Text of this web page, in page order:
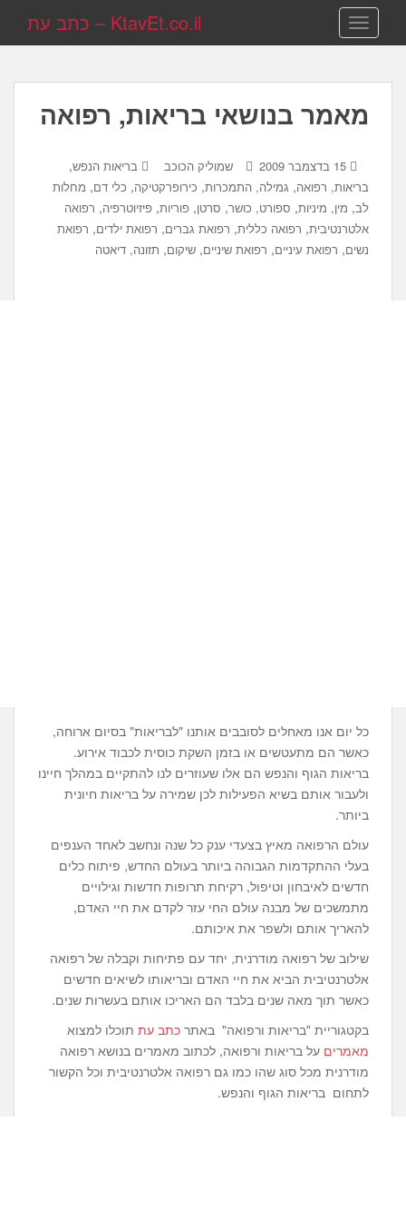
TOGGLE NAVIGATION KtavEt.co.il – כתב עת
מאמר בנושאי בריאות, רפואה
15 בדצמבר 2009 שמוליק הכוכב בריאות הנפש,
בריאות, רפואה, גמילה, התמכרות, כירופרקטיקה, כלי דם, מחלות
לב, מין, מיניות, ספורט, כושר, סרטן, פוריות, פיזיוטרפיה, רפואה
אלטרנטיבית, רפואה כללית, רפואת גברים, רפואת ילדים, רפואת
נשים, רפואת עיניים, רפואת שיניים, שיקום, תזונה, דיאטה
כל יום אנו מאחלים לסובבים אותנו "לבריאות" בסיום ארוחה,
כאשר הם מתעטשים או בזמן השקת כוסית לכבוד אירוע.
בריאות הגוף והנפש הם אלו שעוזרים לנו להתקיים במהלך חיינו
ולעבור אותם בשיא הפעילות לכן שמירה על בריאות חיונית
ביותר.
עולם הרפואה מאיץ בצעדי ענק כל שנה ונחשב לאחד הענפים
בעלי ההתקדמות הגבוהה ביותר בעולם החדש, פיתוח כלים
חדשים לאיבחון וטיפול, רקיחת תרופות חדשות וגילויים
מתמשכים של מבנה עולם החי עזר לקדם את חיי האדם,
להאריך אותם ולשפר את איכותם.
שילוב של רפואה מודרנית, יחד עם פתיחות וקבלה של רפואה
אלטרנטיבית הביא את חיי האדם ובריאותו לשיאים חדשים
כאשר תוך מאה שנים בלבד הם האריכו אותם בעשרות שנים.
בקטגוריית "בריאות ורפואה" באתר כתב עת תוכלו למצוא
מאמרים על בריאות ורפואה, לכתוב מאמרים בנושא רפואה
מודרנית מכל סוג שהו כמו גם רפואה אלטרנטיבית וכל הקשור
לתחום בריאות הגוף והנפש.